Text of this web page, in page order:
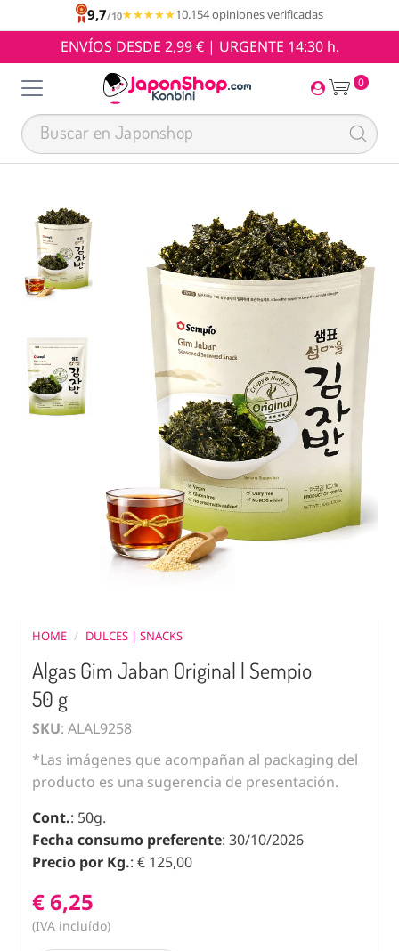
9,7/10★★★★★
★★★★★10.154 opiniones verificadas
ENVÍOS DESDE 2,99 € | URGENTE 14:30 h.
0
HOME / DULCES | SNACKS
Algas Gim Jaban Original | Sempio
50 g
SKU: ALAL9258
*Las imágenes que acompañan al packaging del
producto es una sugerencia de presentación.
Cont.: 50g.
Fecha consumo preferente: 30/10/2026
Precio por Kg.: € 125,00
€ 6,25
(IVA incluído)